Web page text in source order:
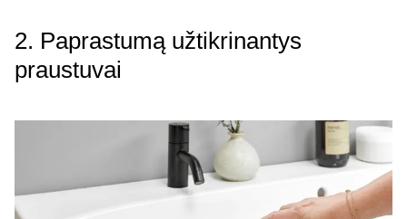
2. Paprastumą užtikrinantys
praustuvai